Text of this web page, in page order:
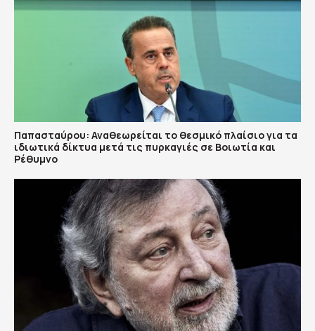
Παπασταύρου: Αναθεωρείται το θεσμικό πλαίσιο για τα
ιδιωτικά δίκτυα μετά τις πυρκαγιές σε Βοιωτία και
Ρέθυμνο